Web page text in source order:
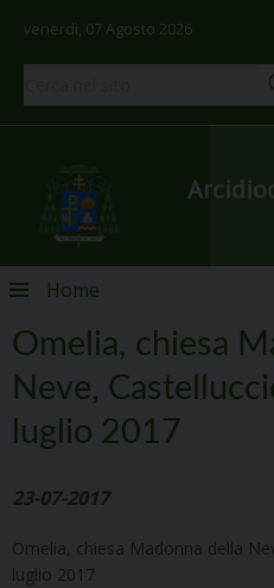
venerdì, 07 Agosto 2026
Skip
content
Home
Omelia, chiesa
Neve,
luglio 2017
23-07-2017
Omelia, chiesa Madonna della
luglio 2017